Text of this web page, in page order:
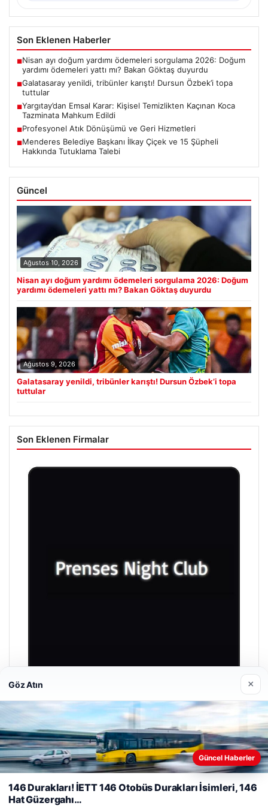
Son Eklenen Haberler
■Nisan ayı doğum yardımı ödemeleri sorgulama 2026: Doğum
yardımı ödemeleri yattı mı? Bakan Göktaş duyurdu
■Galatasaray yenildi, tribünler karıştı! Dursun Özbek’i topa
tuttular
■Yargıtay’dan Emsal Karar: Kişisel Temizlikten Kaçınan Koca
Tazminata Mahkum Edildi
■Profesyonel Atık Dönüşümü ve Geri Hizmetleri
■Menderes Belediye Başkanı İlkay Çiçek ve 15 Şüpheli
Hakkında Tutuklama Talebi
Güncel
Ağustos 10, 2026
Nisan ayı doğum yardımı ödemeleri sorgulama 2026: Doğum
yardımı ödemeleri yattı mı? Bakan Göktaş duyurdu
Ağustos 9, 2026
Galatasaray yenildi, tribünler karıştı! Dursun Özbek’i topa
tuttular
Son Eklenen Firmalar
Prenses Night Club
Nisan 29, 2026
Web sitemizi nasıl kullandığınızı daha iyi anlayabilmek,
kullanıyoruz.Çerez Politikamız
Göz Atın ×
Güncel Haberler
146 Durakları! İETT 146 Otobüs Durakları İsimleri, 146
Hat Güzergahı…